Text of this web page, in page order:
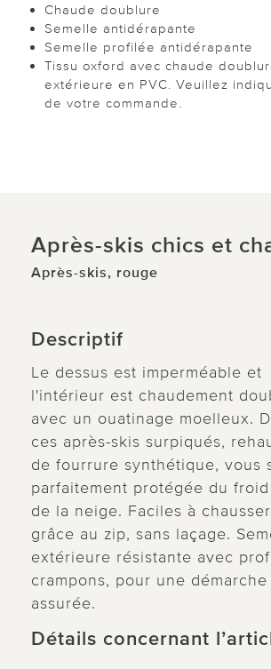
Chaude doublure
Semelle antidérapante
Semelle profilée antidérapante
Tissu oxford avec chaude
extérieure en PVC. Veuillez
de votre commande.
Après-skis chics et
Après-skis, rouge
Descriptif
Le dessus est imperméable et
l'intérieur est chaudement
avec un ouatinage moelleux.
ces après-skis surpiqués,
de fourrure synthétique, vous
parfaitement protégée du
de la neige. Faciles à chausser
grâce au zip, sans laçage.
extérieure résistante avec
crampons, pour une démarche
assurée.
Détails concernant